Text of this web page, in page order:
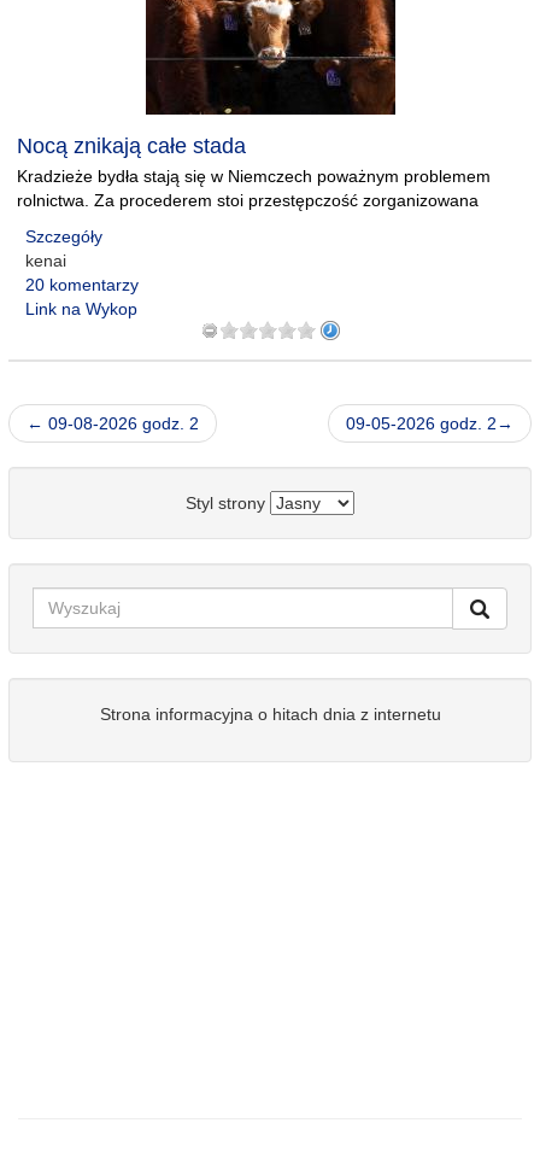
Nocą znikają całe stada
Kradzieże bydła stają się w Niemczech poważnym problemem
rolnictwa. Za procederem stoi przestępczość zorganizowana
Szczegóły
kenai
20 komentarzy
Link na Wykop
← 09-08-2026 godz. 2 09-05-2026 godz. 2→
Styl strony
Strona informacyjna o hitach dnia z internetu